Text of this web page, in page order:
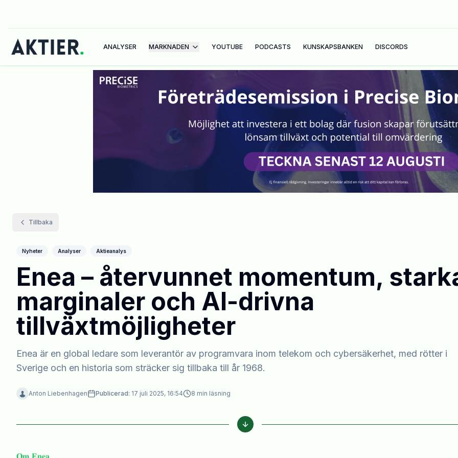
ANALYSER MARKNADEN YOUTUBE PODCASTS KUNSKAPSBANKEN DISCORDS
Tillbaka
Nyheter Analyser Aktieanalys
Enea – återvunnet momentum,
marginaler och AI-drivna
tillväxtmöjligheter
Enea är en global ledare som leverantör av programvara inom telekom och cybersäkerhet, med rötter i
Sverige och en historia som sträcker sig tillbaka till år 1968.
Anton Liebenhagen Publicerad: 17 juli 2025, 16:54 8 min läsning
𝐎𝐦 𝐄𝐧𝐞𝐚